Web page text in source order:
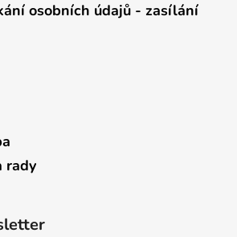
osobních údajů - zasílání
rady